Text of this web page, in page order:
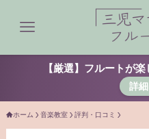
【厳選】フルートが
詳
ホーム 音楽教室 評判・口コミ